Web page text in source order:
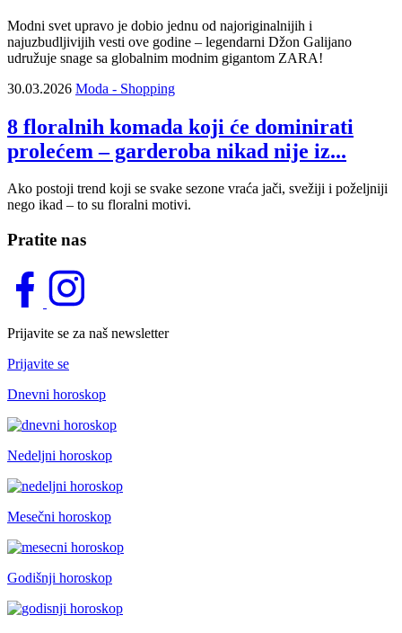
Modni svet upravo je dobio jednu od najoriginalnijih i
najuzbudljivijih vesti ove godine – legendarni Džon Galijano
udružuje snage sa globalnim modnim gigantom ZARA!
30.03.2026 Moda - Shopping
8 floralnih komada koji će dominirati
prolećem – garderoba nikad nije iz...
Ako postoji trend koji se svake sezone vraća jači, svežiji i poželjniji
nego ikad – to su floralni motivi.
Pratite nas
Prijavite se za naš newsletter
Prijavite se
Dnevni horoskop
Nedeljni horoskop
Mesečni horoskop
Godišnji horoskop